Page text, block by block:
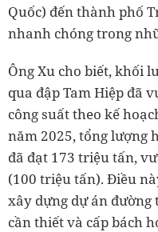
Quốc) đến thành phố
nhanh chóng trong
Ông Xu cho biết, khối
qua đập Tam Hiệp đã
công suất theo kế
năm 2025, tổng lượng
đã đạt 173 triệu tấn,
(100 triệu tấn). Điều
xây dựng dự án
cần thiết và cấp bách